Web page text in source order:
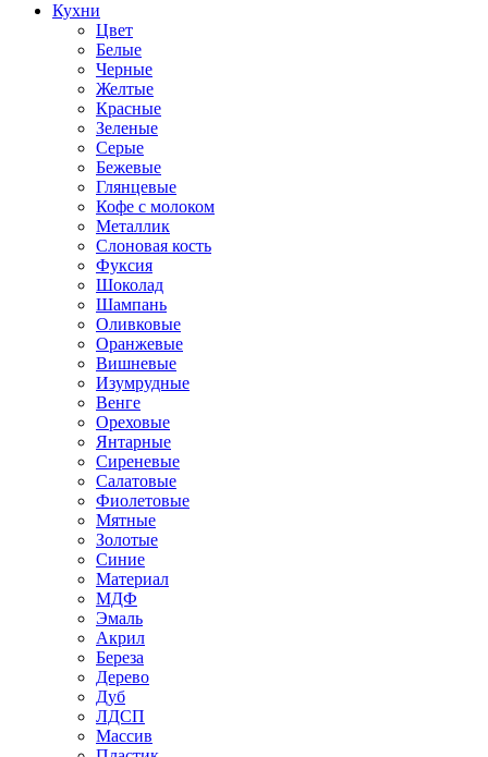
Кухни
Цвет
Белые
Черные
Желтые
Красные
Зеленые
Серые
Бежевые
Глянцевые
Кофе с молоком
Металлик
Слоновая кость
Фуксия
Шоколад
Шампань
Оливковые
Оранжевые
Вишневые
Изумрудные
Венге
Ореховые
Янтарные
Сиреневые
Салатовые
Фиолетовые
Мятные
Золотые
Синие
Материал
МДФ
Эмаль
Акрил
Береза
Дерево
Дуб
ЛДСП
Массив